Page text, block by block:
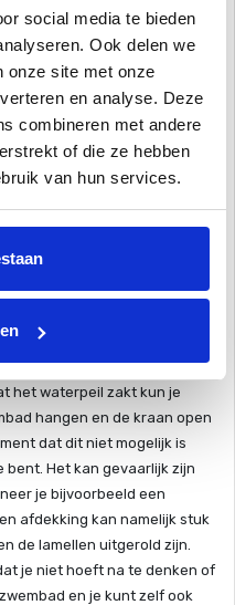
social media te bieden
Ook delen we
onze site met onze
en analyse. Deze
combineren met andere
of die ze hebben
van hun services.
zul je water verliezen uit je
vullen. Dit is een
en kun je dus met de
een waterleiding open worden
weer word bijgevuld.
de waterleiding dus weer
een automatische niveau
het waterpeil zakt kun je
hangen en de kraan open
dat dit niet mogelijk is
Het kan gevaarlijk zijn
je bijvoorbeeld een
afdekking kan namelijk stuk
de lamellen uitgerold zijn.
je niet hoeft na te denken of
en je kunt zelf ook